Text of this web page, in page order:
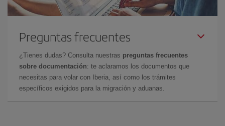
Preguntas frecuentes
¿Tienes dudas? Consulta nuestras preguntas frecuentes
sobre documentación: te aclaramos los documentos que
necesitas para volar con Iberia, así como los trámites
específicos exigidos para la migración y aduanas.